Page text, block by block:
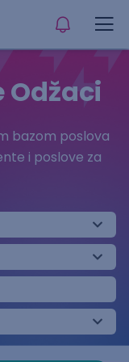
Odžaci
bazom poslova
i poslove za